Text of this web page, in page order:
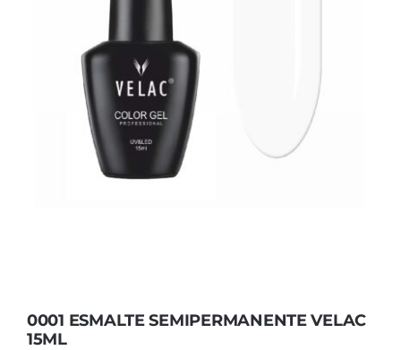
0001 ESMALTE SEMIPERMANENTE VELAC
15ML
0001 ESMALTE SEMIPERMANENTE VELAC
15ML